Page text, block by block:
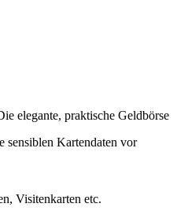
elegante, praktische Geldbörse
sensiblen Kartendaten vor
Visitenkarten etc.